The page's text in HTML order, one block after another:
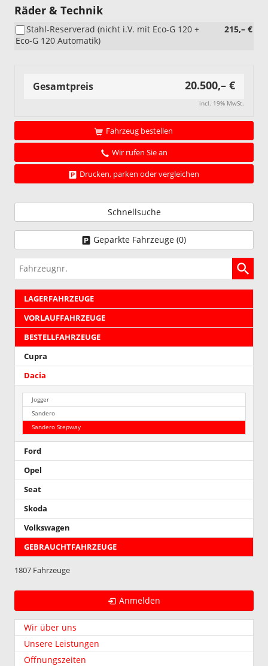
Paket)
Räder & Technik
215,– €
Stahl-Reserverad (nicht i.V. mit Eco-G 120 +
Eco-G 120 Automatik)
Gesamtpreis 20.500,– €
incl. 19% MwSt.
Fahrzeug bestellen
Wir rufen Sie an
Drucken, parken oder vergleichen
Schnellsuche
Geparkte Fahrzeuge (0)
Fahrzeugnr.
LAGERFAHRZEUGE
VORLAUFFAHRZEUGE
BESTELLFAHRZEUGE
Cupra
Dacia
Jogger
Sandero
Sandero Stepway
Ford
Opel
Seat
Skoda
Volkswagen
GEBRAUCHTFAHRZEUGE
1807 Fahrzeuge
Anmelden
Wir über uns
Unsere Leistungen
Öffnungszeiten